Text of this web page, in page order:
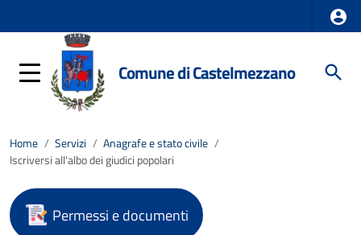
Comune di Castelmezzano
Home / Servizi / Anagrafe e stato civile /
Iscriversi all'albo dei giudici popolari
Permessi e documenti